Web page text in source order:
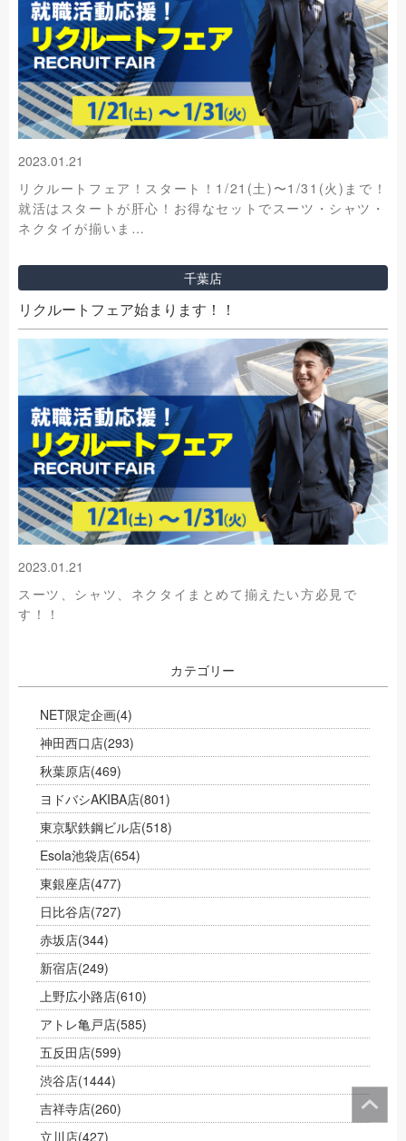
2023.01.21
リクルートフェア！スタート！1/21(土)〜1/31(火)まで！
就活はスタートが肝心！お得なセットでスーツ・シャツ・
ネクタイが揃いま…
千葉店
リクルートフェア始まります！！
2023.01.21
スーツ、シャツ、ネクタイまとめて揃えたい方必見で
す！！
カテゴリー
NET限定企画(4)
神田西口店(293)
秋葉原店(469)
ヨドバシAKIBA店(801)
東京駅鉄鋼ビル店(518)
Esola池袋店(654)
東銀座店(477)
日比谷店(727)
赤坂店(344)
新宿店(249)
上野広小路店(610)
アトレ亀戸店(585)
五反田店(599)
渋谷店(1444)
吉祥寺店(260)
立川店(427)